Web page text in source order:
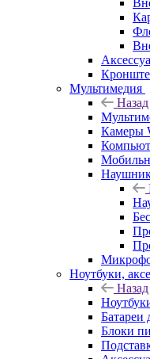
Мультимедия
Назад
Камеры
Ноутбуки,
Назад
Батареи
Блоки